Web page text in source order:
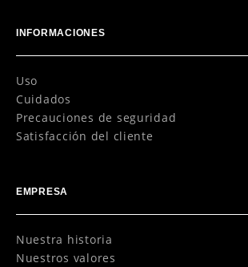
INFORMACIONES
Uso
Cuidados
Precauciones de seguridad
Satisfacción del cliente
EMPRESA
Nuestra historia
Nuestros valores